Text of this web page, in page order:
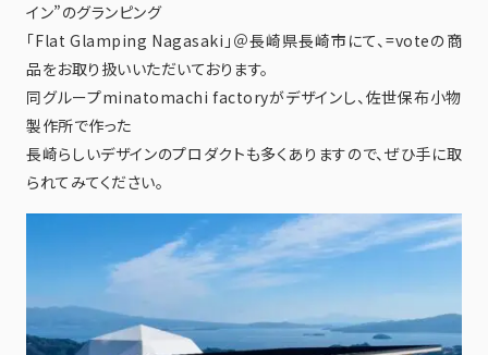
イン”のグランピング
「Flat Glamping Nagasaki」＠長崎県長崎市にて、=voteの商
品をお取り扱いいただいております。
同グループminatomachi factoryがデザインし、佐世保布小物
製作所で作った
長崎らしいデザインのプロダクトも多くありますので、ぜひ手に取
られてみてください。